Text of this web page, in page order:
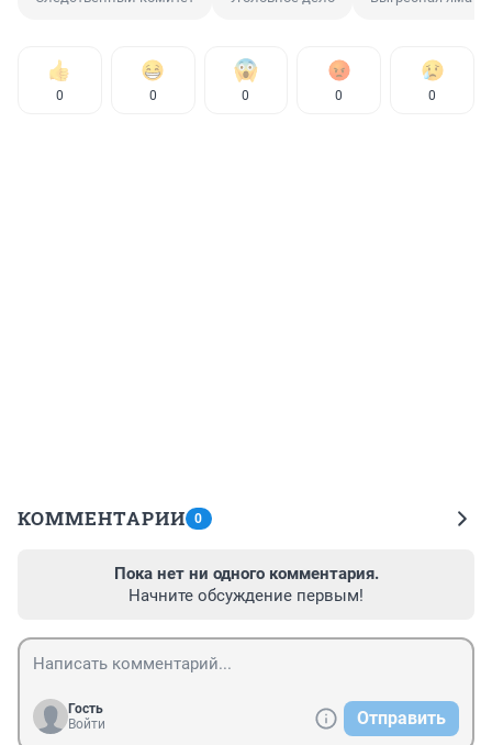
0 0 0 0 0
КОММЕНТАРИИ 0
Пока нет ни одного комментария.
Начните обсуждение первым!
Гость
Войти
Отправить